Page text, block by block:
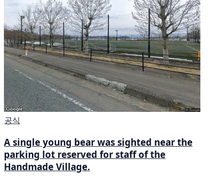
공식
A single young bear was sighted near the
parking lot reserved for staff of the
Handmade Village.